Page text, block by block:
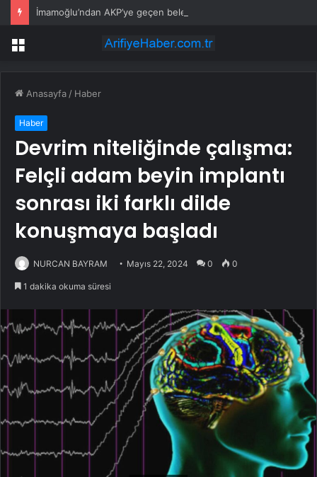
İmamoğlu’ndan AKP’ye geçen belediye başkanlarına tepki
Menü
Anasayfa / Haber
Haber
Devrim niteliğinde çalışma:
Felçli adam beyin implantı
sonrası iki farklı dilde
konuşmaya başladı
NURCAN BAYRAM Mayıs 22, 2024 0 0
1 dakika okuma süresi